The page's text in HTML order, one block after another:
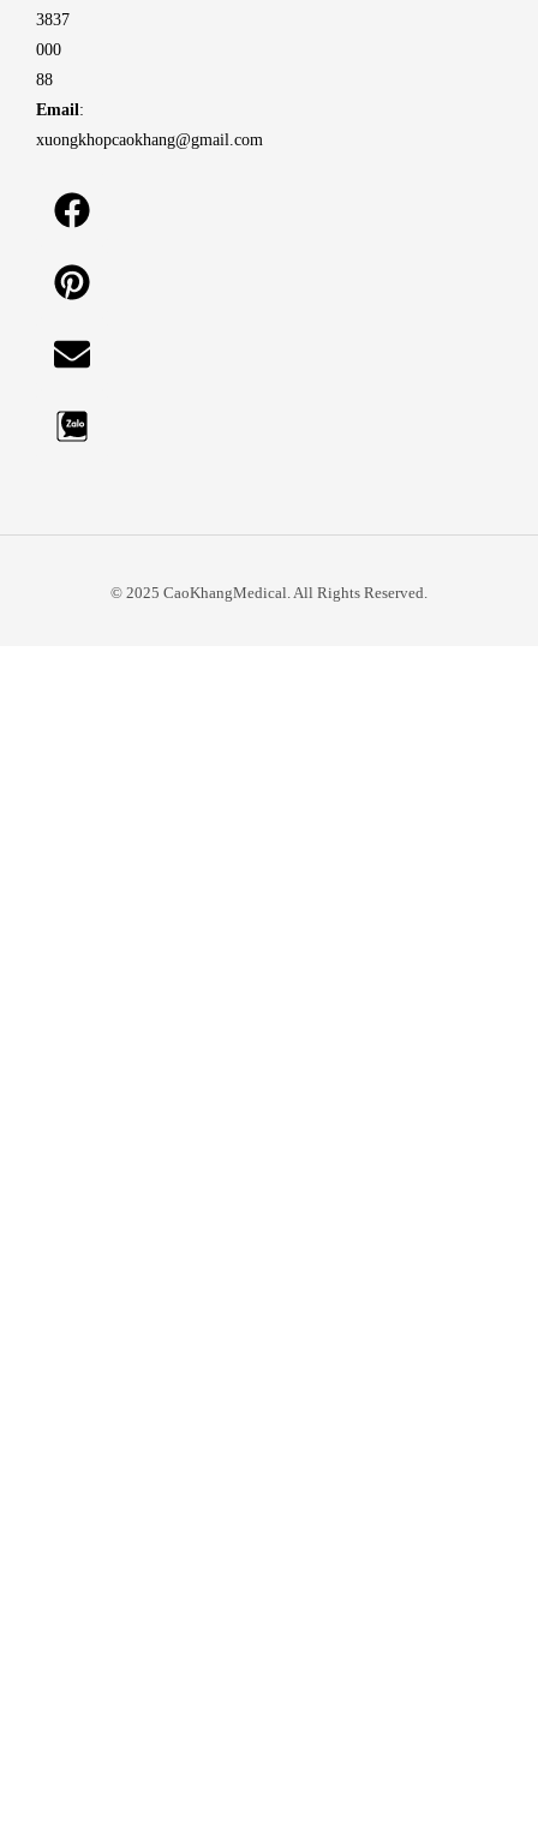
3837
000
88
Email :
xuongkhopcaokhang@gmail.com
© 2025 CaoKhangMedical. All Rights Reserved.